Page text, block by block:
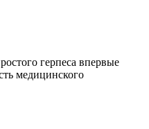
герпеса впервые
медицинского